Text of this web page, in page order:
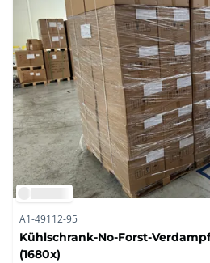
A1-49112-95
Kühlschrank-No-Forst-
(1680x)